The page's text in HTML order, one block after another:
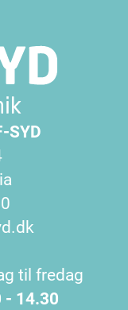
SYD
til fredag
- 14.30